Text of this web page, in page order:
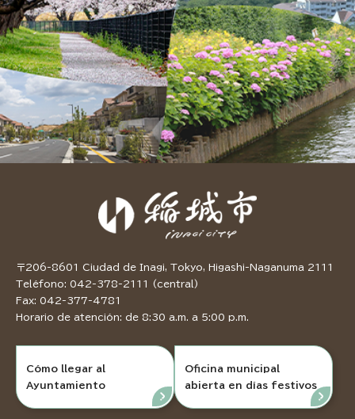
〒206-8601 Ciudad de Inagi, Tokyo, Higashi-Naganuma 2111
Teléfono: 042-378-2111 (central)
Fax: 042-377-4781
Horario de atención: de 8:30 a.m. a 5:00 p.m.
Cómo llegar al
Ayuntamiento
Oficina municipal
abierta en días festivos